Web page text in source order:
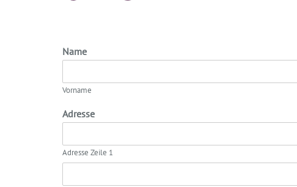
Name
Vorname
Adresse
Adresse Zeile 1